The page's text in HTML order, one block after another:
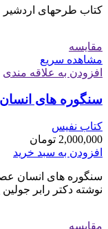
کتاب طرحهای
مقایسه
مشاهده سریع
افزودن به علاقه مندی
سنگوره های
کتاب نفیس
2,000,000 تومان
افزودن به سبد خرید
سنگوره های انسان
نوشته دکتر رابر جولین
مقایسه